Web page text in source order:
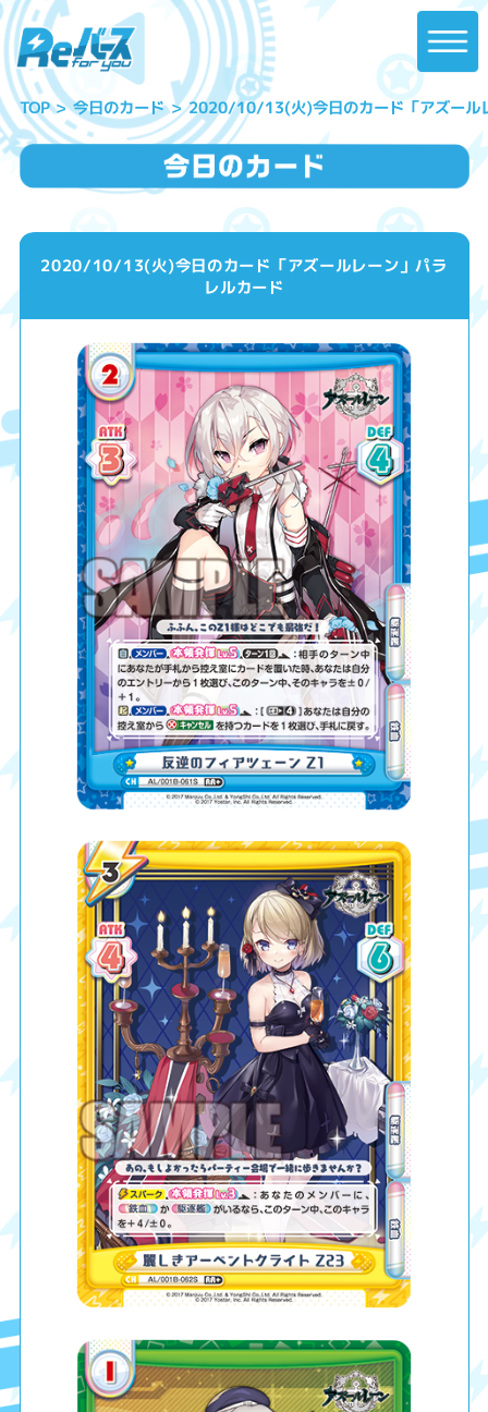
TOP 今日のカード 2020/10/13(火)今日のカード「アズール
2020/10/13(火)今日のカード「アズールレーン」パラ
レルカード